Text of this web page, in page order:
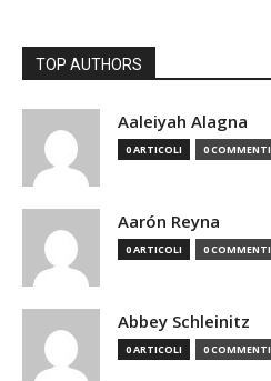
TOP AUTHORS
Aaleiyah Alagna
0 ARTICOLI 0 COMMENTI
Aarón Reyna
0 ARTICOLI 0 COMMENTI
Abbey Schleinitz
0 ARTICOLI 0 COMMENTI